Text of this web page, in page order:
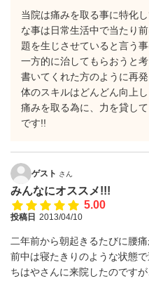
当院は痛みを取る事に特化
な事は日常生活中で当たり
題を生じさせていると言う
一方的に治してもらおうと
書いてくれた方のように再
体のスキルはどんどん向上し
痛みを取る為に、力を貸し
です!!
ゲスト さん
みんなにオススメ!!!
5.00
投稿日 2013/04/10
二年前から朝起きるたびに腰
前中は寝たきりのような状態
ちはやさんに来院したのです